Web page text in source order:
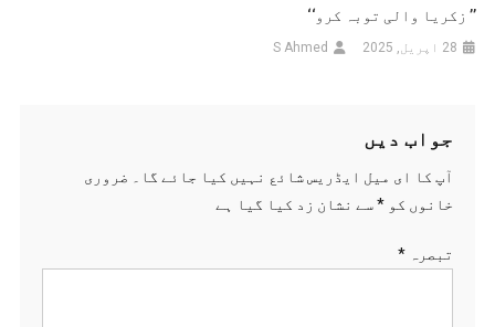
’’ زکریا والی توبہ کرو‘‘
28 اپریل, 2025 S Ahmed
جواب دیں
آپ کا ای میل ایڈریس شائع نہیں کیا جائے گا۔
ضروری
خانوں کو *سے نشان زد کیا گیا ہے
تبصرہ *